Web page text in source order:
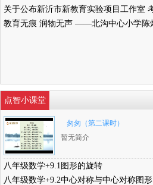
点智小课堂
匆匆（第二课时）
暂无简介
八年级数学+9.1图形的旋转
八年级数学+9.2中心对称与中心对称图形